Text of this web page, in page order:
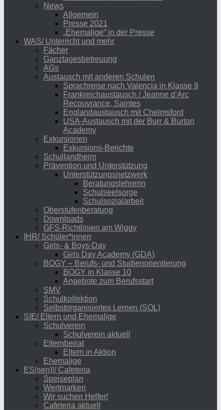
News
Allgemein
Presse 2021
„Ehemalige“ in der Presse
WAS/ Unterricht und mehr
Fächer
Ganztagesbetreuung
AGs
Austausch mit anderen Schulen
Sprachreise nach Valencia in Klasse 9
Frankreichaustausch / Jeanne d’Arc
Recouvrance, Saintes
Englandaustausch mit Chelmsford
USA-Austausch mit der Burr & Burton
Academy
Exkursionen
Exkursions-Berichte
Schullandheim
Prävention und Unterstützung
Unterstützungsnetzwerk
Beratungslehrerin
Schulseelsorge
Schulsozialarbeit
Oberstufenberatung
Downloads
GFS-Richtlinien am Wiggy
IHR/ Schüler*innen
Girls- & Boys-Day
Girls Day Academy (GDA)
BOGY – Berufs- und Studienorientierung
BOGY in Klasse 10
Angebote zum Berufsstart
SMV
Schulkollektion
Selbstorganisiertes Lernen (SOL)
SIE/ Eltern und Ehemalige
Schulverein
Schulverein aktuell
Elternbeirat
Eltern in Aktion
Ehemalige
ES(sen)!/ Cafeteria
Speiseplan
Wertmarken
Wir suchen Helfer!
Cafeteria aktuell